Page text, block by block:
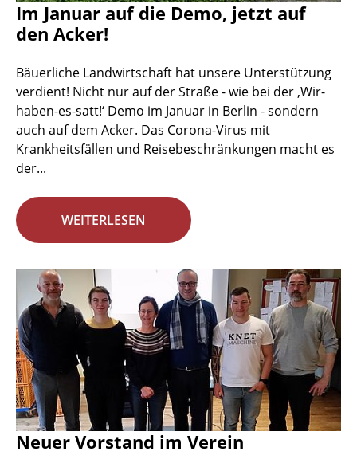
Im Januar auf die Demo, jetzt auf
den Acker!
Bäuerliche Landwirtschaft hat unsere Unterstützung
verdient! Nicht nur auf der Straße - wie bei der ‚Wir-
haben-es-satt!‘ Demo im Januar in Berlin - sondern
auch auf dem Acker. Das Corona-Virus mit
Krankheitsfällen und Reisebeschränkungen macht es
der...
WEITERLESEN
Neuer Vorstand im Verein